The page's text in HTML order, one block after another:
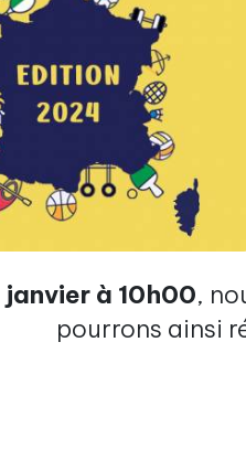
à 10h00,
pourrons ainsi